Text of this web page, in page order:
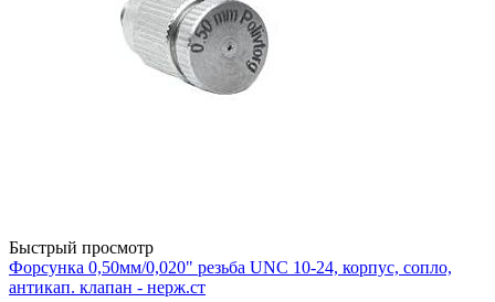
Быстрый просмотр
Форсунка 0,50мм/0,020" резьба UNC 10-24, корпус, сопло,
антикап. клапан - нерж.ст